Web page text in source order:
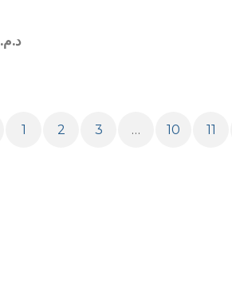
د.م.
1 2 3 … 10 11